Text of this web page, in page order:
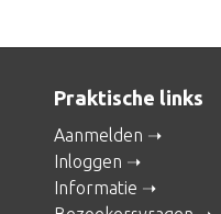
Praktische links
Aanmelden
Inloggen
Informatie